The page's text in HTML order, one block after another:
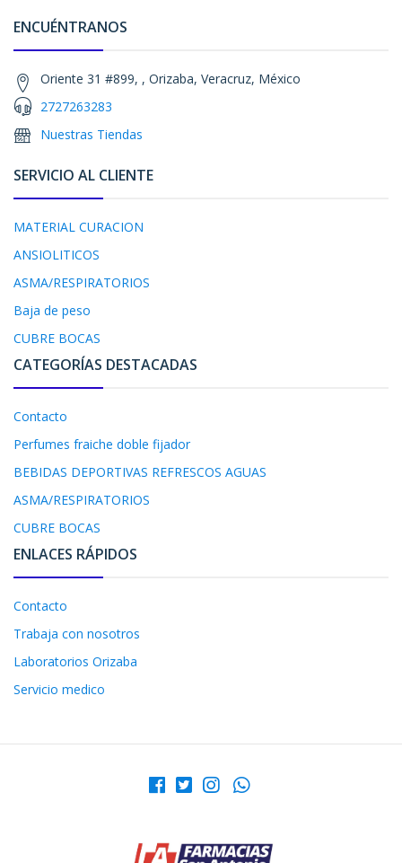
ENCUÉNTRANOS
Oriente 31 #899, , Orizaba, Veracruz, México
2727263283
Nuestras Tiendas
SERVICIO AL CLIENTE
MATERIAL CURACION
ANSIOLITICOS
ASMA/RESPIRATORIOS
Baja de peso
CUBRE BOCAS
CATEGORÍAS DESTACADAS
Contacto
Perfumes fraiche doble fijador
BEBIDAS DEPORTIVAS REFRESCOS AGUAS
ASMA/RESPIRATORIOS
CUBRE BOCAS
ENLACES RÁPIDOS
Contacto
Trabaja con nosotros
Laboratorios Orizaba
Servicio medico